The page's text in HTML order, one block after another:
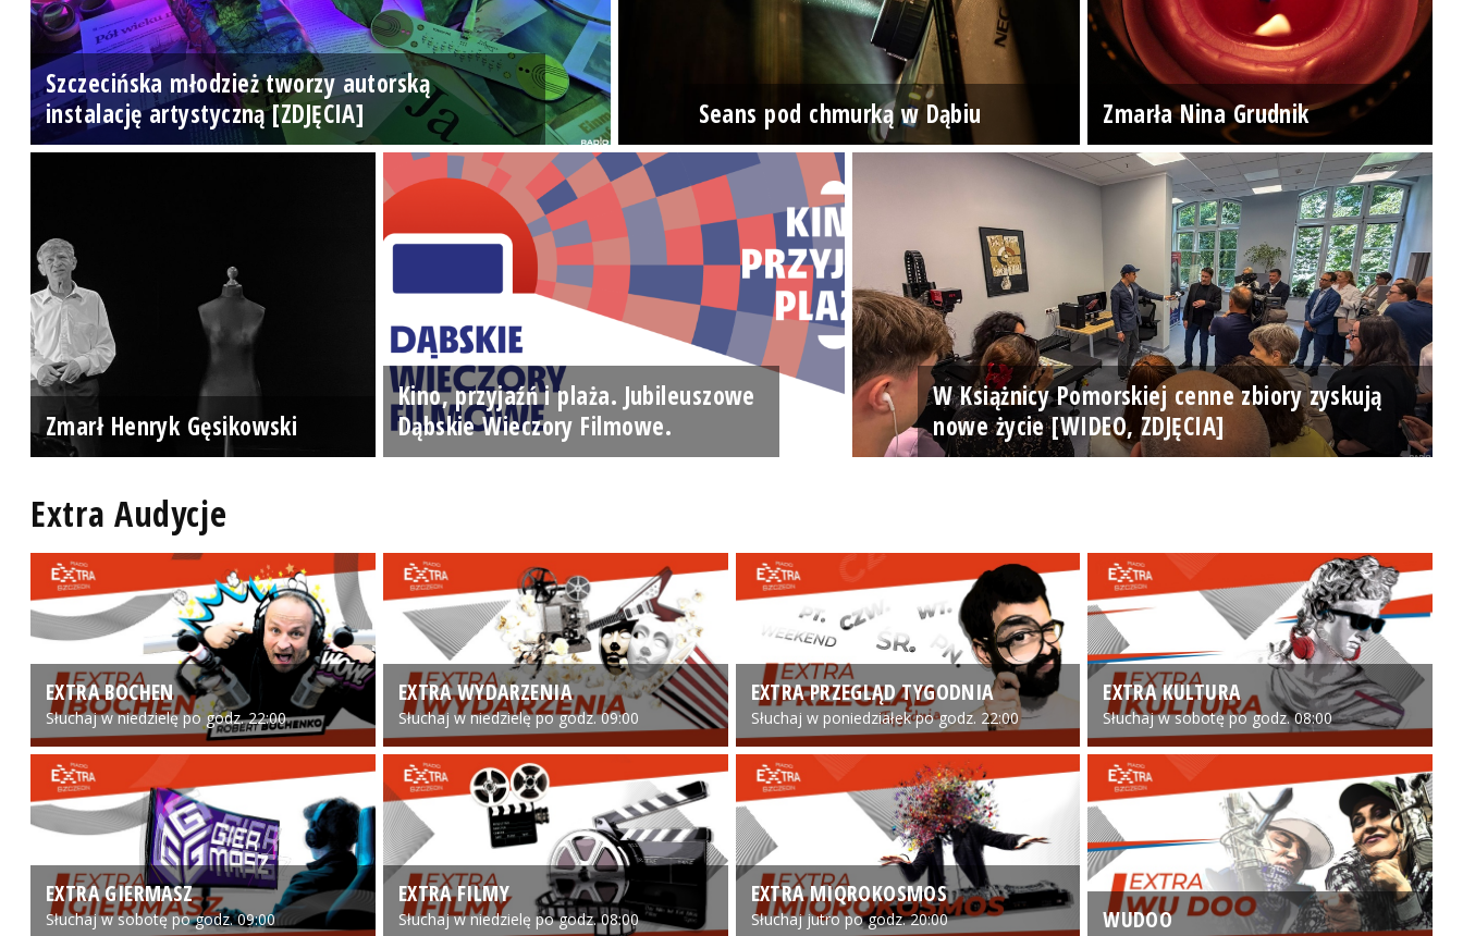
Szczecińska młodzież tworzy autorską
instalację artystyczną [ZDJĘCIA]
Seans pod chmurką w Dąbiu Zmarła Nina Grudnik
Zmarł Henryk Gęsikowski
Kino, przyjaźń i plaża. Jubileuszowe
Dąbskie Wieczory Filmowe.
W Książnicy Pomorskiej cenne zbiory zyskują
nowe życie [WIDEO, ZDJĘCIA]
Extra Audycje
EXTRA BOCHEN
Słuchaj w niedzielę po godz. 22:00
EXTRA WYDARZENIA
Słuchaj w niedzielę po godz. 09:00
EXTRA PRZEGLĄD TYGODNIA
Słuchaj w poniedziałek po godz. 22:00
EXTRA KULTURA
Słuchaj w sobotę po godz. 08:00
EXTRA GIERMASZ
Słuchaj w sobotę po godz. 09:00
EXTRA FILMY
Słuchaj w niedzielę po godz. 08:00
EXTRA MIQROKOSMOS
Słuchaj jutro po godz. 20:00 WUDOO